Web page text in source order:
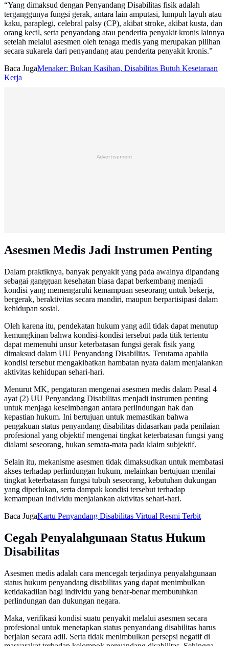
“Yang dimaksud dengan Penyandang Disabilitas fisik adalah
terganggunya fungsi gerak, antara lain amputasi, lumpuh layuh atau
kaku, paraplegi, celebral palsy (CP), akibat stroke, akibat kusta, dan
orang kecil, serta penyandang atau penderita penyakit kronis lainnya
setelah melalui asesmen oleh tenaga medis yang merupakan pilihan
secara sukarela dari penyandang atau penderita penyakit kronis.”
Baca JugaMenaker: Bukan Kasihan, Disabilitas Butuh Kesetaraan
Kerja
Advertisement
Asesmen Medis Jadi Instrumen Penting
Dalam praktiknya, banyak penyakit yang pada awalnya dipandang
sebagai gangguan kesehatan biasa dapat berkembang menjadi
kondisi yang memengaruhi kemampuan seseorang untuk bekerja,
bergerak, beraktivitas secara mandiri, maupun berpartisipasi dalam
kehidupan sosial.
Oleh karena itu, pendekatan hukum yang adil tidak dapat menutup
kemungkinan bahwa kondisi-kondisi tersebut pada titik tertentu
dapat memenuhi unsur keterbatasan fungsi gerak fisik yang
dimaksud dalam UU Penyandang Disabilitas. Terutama apabila
kondisi tersebut mengakibatkan hambatan nyata dalam menjalankan
aktivitas kehidupan sehari-hari.
Menurut MK, pengaturan mengenai asesmen medis dalam Pasal 4
ayat (2) UU Penyandang Disabilitas menjadi instrumen penting
untuk menjaga keseimbangan antara perlindungan hak dan
kepastian hukum. Ini bertujuan untuk memastikan bahwa
pengakuan status penyandang disabilitas didasarkan pada penilaian
profesional yang objektif mengenai tingkat keterbatasan fungsi yang
dialami seseorang, bukan semata-mata pada klaim subjektif.
Selain itu, mekanisme asesmen tidak dimaksudkan untuk membatasi
akses terhadap perlindungan hukum, melainkan bertujuan menilai
tingkat keterbatasan fungsi tubuh seseorang, kebutuhan dukungan
yang diperlukan, serta dampak kondisi tersebut terhadap
kemampuan individu menjalankan aktivitas sehari-hari.
Baca JugaKartu Penyandang Disabilitas Virtual Resmi Terbit
Cegah Penyalahgunaan Status Hukum
Disabilitas
Asesmen medis adalah cara mencegah terjadinya penyalahgunaan
status hukum penyandang disabilitas yang dapat menimbulkan
ketidakadilan bagi individu yang benar-benar membutuhkan
perlindungan dan dukungan negara.
Maka, verifikasi kondisi suatu penyakit melalui asesmen secara
profesional untuk menetapkan status penyandang disabilitas harus
berjalan secara adil. Serta tidak menimbulkan persepsi negatif di